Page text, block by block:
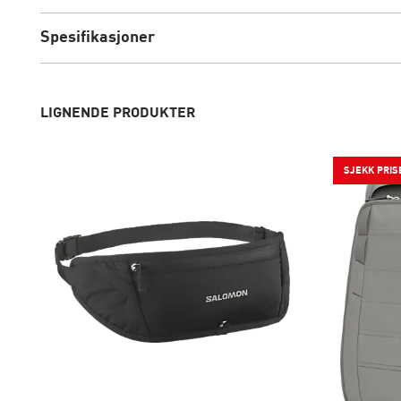
Spesifikasjoner
LIGNENDE PRODUKTER
SJEKK